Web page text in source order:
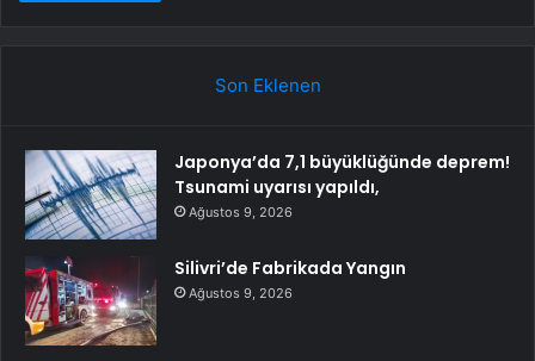
Son Eklenen
Japonya’da 7,1 büyüklüğünde deprem!
Tsunami uyarısı yapıldı,
Ağustos 9, 2026
Silivri’de Fabrikada Yangın
Ağustos 9, 2026